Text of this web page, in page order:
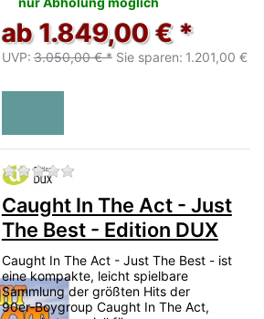
ab 1.849,00 € *
UVP: 3.050,00 € * Sie sparen: 1.201,00 €
Zu diesem Produkt liegen
Caught In The Act - Just
The Best - Edition DUX
Caught In The Act - Just The Best - ist
eine kompakte, leicht spielbare
Sammlung der größten Hits der
90er‑Boygroup Caught In The Act,